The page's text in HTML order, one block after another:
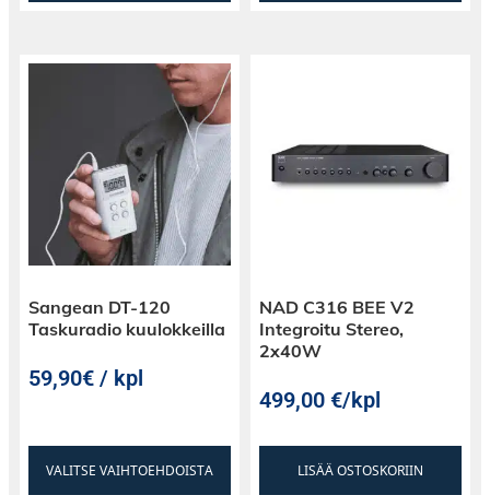
Sangean DT-120
Taskuradio kuulokkeilla
59,90€ / kpl
VALITSE VAIHTOEHDOISTA
NAD C316 BEE V2
Integroitu Stereo,
2x40W
499,00€/kpl
LISÄÄ OSTOSKORIIN